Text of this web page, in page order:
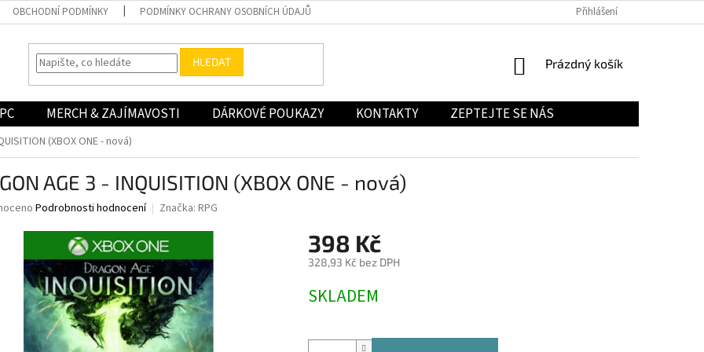
OBCHODNÍ PODMÍNKY PODMÍNKY OCHRANY OSOBNÍCH ÚDAJŮ Přihlášení
HLEDAT
NÁKUPNÍ
Prázdný košík
PC MERCH & ZAJÍMAVOSTI DÁRKOVÉ POUKAZY KONTAKTY ZEPTEJTE SE NÁS
(XBOX ONE - nová)
AGE 3 - INQUISITION (XBOX ONE - nová)
Podrobnosti hodnocení Značka: RPG
398 Kč
328,93 Kč bez DPH
cena:
SKLADEM